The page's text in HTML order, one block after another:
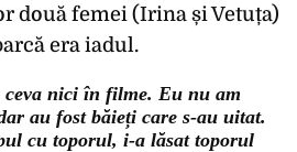
două femei (Irina și Vetuța)
era iadul.
ceva nici în filme. Eu nu am
au fost băieți care s-au uitat.
cu toporul, i-a lăsat toporul